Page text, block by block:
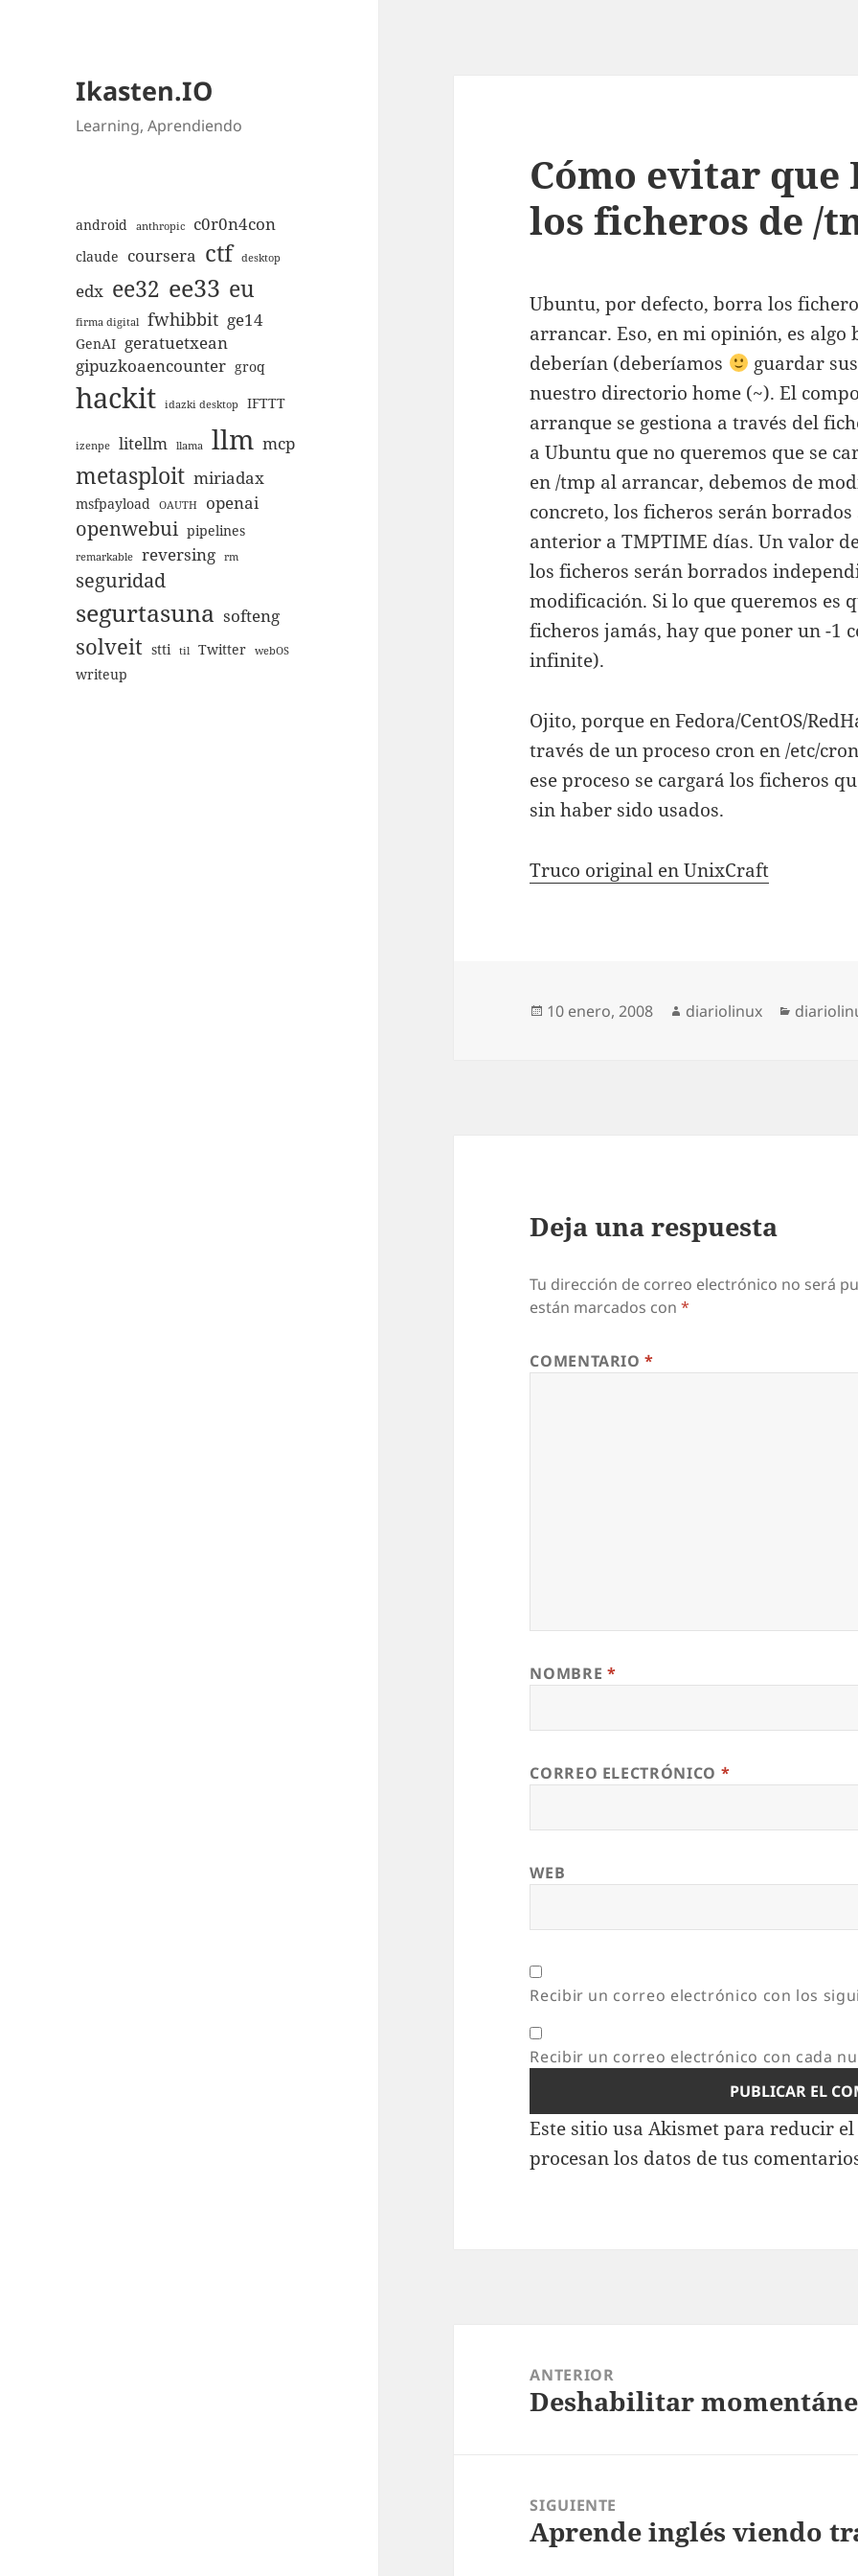
Ikasten.IO
Learning, Aprendiendo
android anthropic c0r0n4con
claude coursera ctf desktop
edx ee32 ee33 eu
firma digital fwhibbit ge14
GenAI geratuetxean
gipuzkoaencounter groq
hackit idazki desktop IFTTT
izenpe litellm llama llm mcp
metasploit miriadax
msfpayload OAUTH openai
openwebui pipelines
remarkable reversing rm
seguridad
segurtasuna softeng
solveit stti til Twitter webOS
writeup
Cómo evitar
los ficheros de /
Ubuntu, por defecto, borra los
arrancar. Eso, en mi opinión, es algo
deberían (deberíamos
guardar
nuestro directorio home (~). El
arranque se gestiona a través del
a Ubuntu que no queremos que se
en /tmp al arrancar, debemos de
concreto, los ficheros serán
anterior a TMPTIME días. Un valor
los ficheros serán borrados
modificación. Si lo que queremos es
ficheros jamás, hay que poner un -1
infinite).
Ojito, porque en Fedora/CentOS/
través de un proceso cron en /etc/
ese proceso se cargará los ficheros
sin haber sido usados.
Truco original en UnixCraft
Publicado
10 enero, 2008 Autor
diariolinux
Deja una respuesta
Tu dirección de correo electrónico no será
están marcados con*
COMENTARIO*
NOMBRE *
CORREO ELECTRÓNICO *
WEB
Recibir un correo electrónico con los
Recibir un correo electrónico con cada
Este sitio usa Akismet para reducir
procesan los datos de tus
entradas
ANTERIOR
Entrada
Deshabilitar
SIGUIENTE
Entrada
Aprende inglés viendo